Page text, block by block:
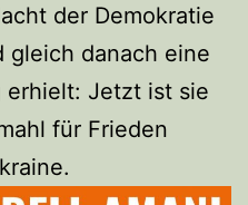
der Demokratie
gleich danach eine
erhielt: Jetzt ist sie
für Frieden